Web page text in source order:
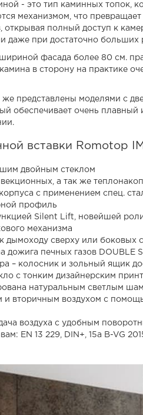
- это тип каминных
механизмом, что
полный доступ к
даже при достаточно
фасада более 80 см.
в сторону на практике
представлены моделями с
обеспечивает очень
вставки Romotop
двойным стеклом
а так же
с применением спец.
профиль
Silent Lift, новейшей
механизма
дымоходу сверху или боковых
дожига печных газов DOUBLE
– колосник и зольный ящик
с тонким дизайнерским
натуральным светлым
и вторичным воздухом с
воздуха с удобным
EN 13 229, DIN+, 15а B-VG